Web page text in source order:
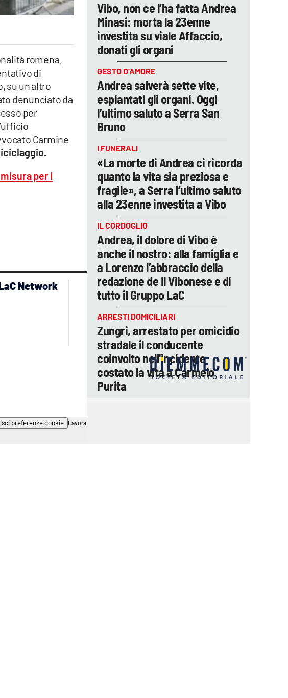
romena,
di
su un altro
denunciato da
per
Carmine
per i
Vibo, non ce l’ha fatta Andrea
Minasi: morta la 23enne
investita su viale Affaccio,
donati gli organi
GESTO D’AMORE
Andrea salverà sette vite,
espiantati gli organi. Oggi
l’ultimo saluto a Serra San
Bruno
I FUNERALI
«La morte di Andrea ci ricorda
quanto la vita sia preziosa e
fragile», a Serra l’ultimo saluto
alla 23enne investita a Vibo
IL CORDOGLIO
Andrea, il dolore di Vibo è
anche il nostro: alla famiglia e
a Lorenzo l’abbraccio della
redazione de Il Vibonese e di
tutto il Gruppo LaC
ARRESTI DOMICILIARI
Zungri, arrestato per omicidio
stradale il conducente
coinvolto nell'incidente
costato la vita a Carmelo
Purita
Network
lacplay.it
lactv.it
laconair.it
lacitymag.it
lacapitalenews.it
ilreggino.it
cosenzachannel.it
catanzarochannel.it
preferenze cookie Lavora con noi